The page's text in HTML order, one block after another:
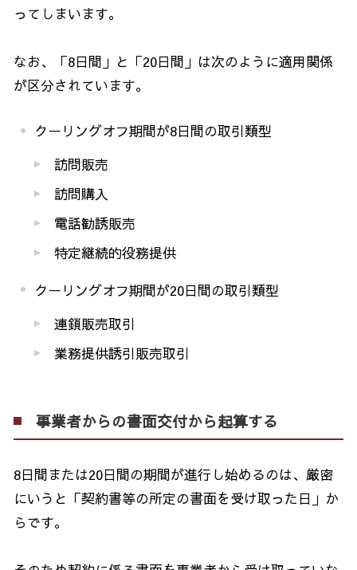
ってしまいます。
なお、「8日間」と「20日間」は次のように適用関係
が区分されています。
クーリングオフ期間が8日間の取引類型
訪問販売
訪問購入
電話勧誘販売
特定継続的役務提供
クーリングオフ期間が20日間の取引類型
連鎖販売取引
業務提供誘引販売取引
事業者からの書面交付から起算する
8日間または20日間の期間が進行し始めるのは、厳密
にいうと「契約書等の所定の書面を受け取った日」か
らです。